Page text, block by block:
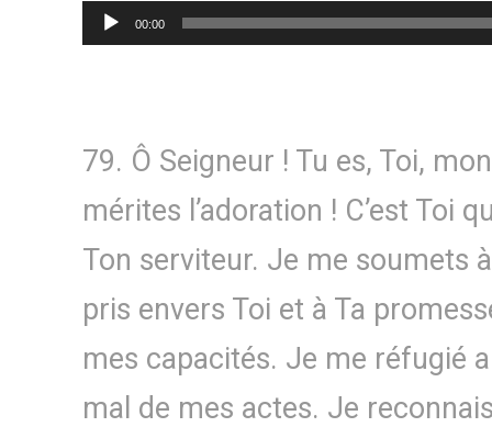
Lecteur
audio
00:00
79. Ô Seigneur ! Tu es, Toi,
mérites l’adoration ! C’est Toi
Ton serviteur. Je me soumets à
pris envers Toi et à Ta
mes capacités. Je me réfugié
mal de mes actes. Je